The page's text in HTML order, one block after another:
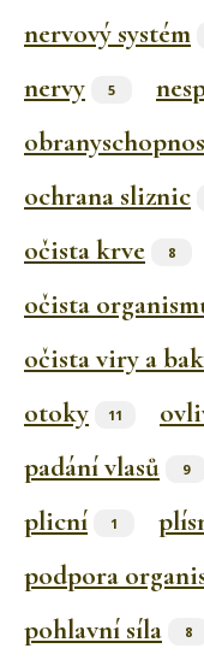
nervový systém
nervy 5
ochrana sliznic
očista krve 8
očista
očista viry a
otoky 11
padání vlasů 9
plicní 1
podpora
pohlavní síla 8